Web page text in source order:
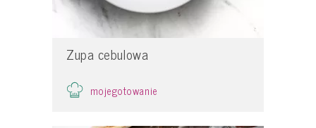
Zupa cebulowa
mojegotowanie